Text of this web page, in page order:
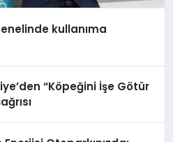
kullanıma
“Köpeğini İşe Götür